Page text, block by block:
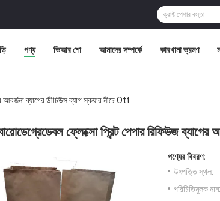
পণ্য ভিআর শো আমাদের সম্পর্কে কারখানা ভ্রমণ
আবর্জনা ব্যাগের ডীচিউস ব্যাগ স্কয়ার নীচে Ott
ফ্লেক্সো প্রিন্ট পেপার রিফিউজ
পণ্যের বিবরণ:
উৎপত্তি স্থল:
পরিচিতিমুলক নাম: